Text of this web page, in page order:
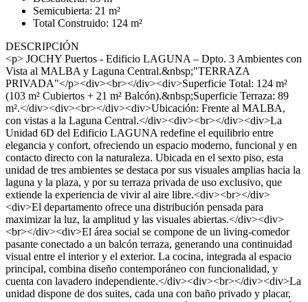
Semicubierta: 21 m²
Total Construido: 124 m²
DESCRIPCIÓN
<p> JOCHY Puertos - Edificio LAGUNA – Dpto. 3 Ambientes con
Vista al MALBA y Laguna Central.&nbsp;"TERRAZA
PRIVADA"</p><div><br></div><div>Superficie Total: 124 m²
(103 m² Cubiertos + 21 m² Balcón).&nbsp;Superficie Terraza: 89
m².</div><div><br></div><div>Ubicación: Frente al MALBA,
con vistas a la Laguna Central.</div><div><br></div><div>La
Unidad 6D del Edificio LAGUNA redefine el equilibrio entre
elegancia y confort, ofreciendo un espacio moderno, funcional y en
contacto directo con la naturaleza. Ubicada en el sexto piso, esta
unidad de tres ambientes se destaca por sus visuales amplias hacia la
laguna y la plaza, y por su terraza privada de uso exclusivo, que
extiende la experiencia de vivir al aire libre.<div><br></div>
<div>El departamento ofrece una distribución pensada para
maximizar la luz, la amplitud y las visuales abiertas.</div><div>
<br></div><div>El área social se compone de un living-comedor
pasante conectado a un balcón terraza, generando una continuidad
visual entre el interior y el exterior. La cocina, integrada al espacio
principal, combina diseño contemporáneo con funcionalidad, y
cuenta con lavadero independiente.</div><div><br></div><div>La
unidad dispone de dos suites, cada una con baño privado y placar,